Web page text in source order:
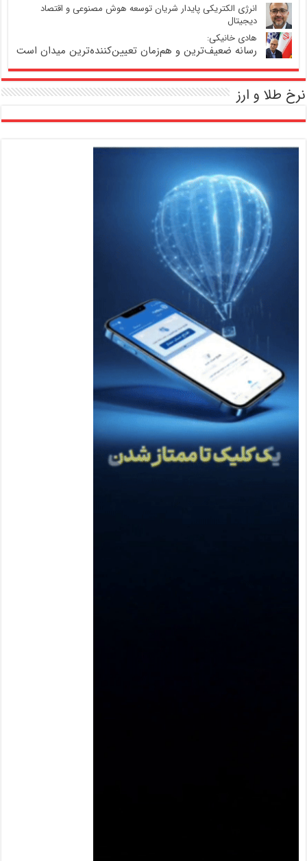
انرژی الکتریکی پایدار شریان توسعه هوش مصنوعی و اقتصاد
دیجیتال
هادی خانیکی:
رسانه ضعیف‌ترین و هم‌زمان تعیین‌کننده‌ترین میدان است
نرخ طلا و ارز